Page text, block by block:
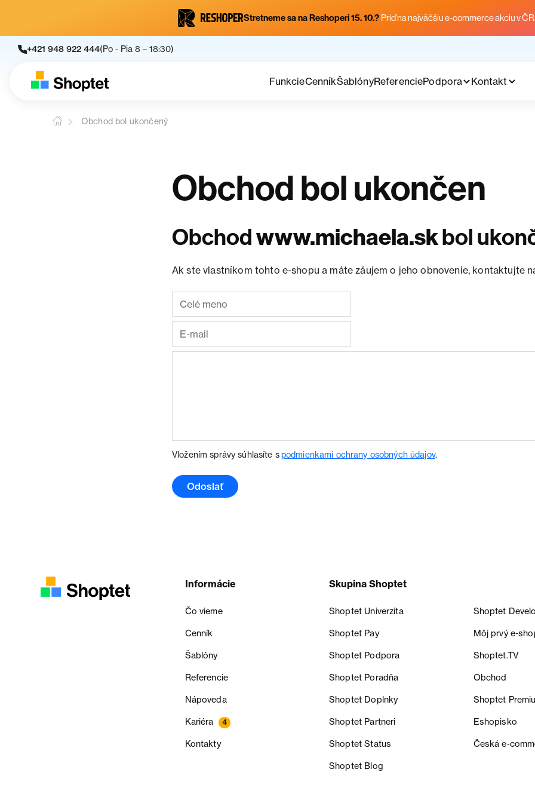
Stretneme sa na Reshoperi 15. 10.? Príď na najväčšiu e-commerce akciu v
+421 948 922 444(Po - Pia 8 – 18:30)
FunkcieCenníkŠablónyReferenciePodpora Kontakt
Obchod bol ukončený
Obchod bol ukončen
Obchodwww.michaela.skbol
Ak ste vlastníkom tohto e-shopu a máte záujem o jeho obnovenie, kontaktujte
Vložením správy súhlasíte spodmienkami ochrany osobných údajov.
Odoslať
Informácie
Čo vieme
Cenník
Šablóny
Referencie
Nápoveda
Kariéra 4
Kontakty
Skupina Shoptet
Shoptet Univerzita Shoptet
Shoptet Pay Môj prvý e-
Shoptet Podpora Shoptet.TV
Shoptet Poradňa Obchod
Shoptet Doplnky Shoptet
Shoptet Partneri Eshopisko
Shoptet Status Česká
Shoptet Blog